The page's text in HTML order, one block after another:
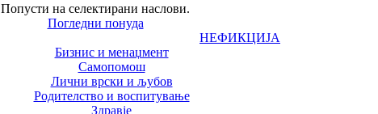
Попусти на селектирани наслови.
Погледни понуда
НЕФИКЦИЈА
Бизнис и менаџмент
Самопомош
Лични врски и љубов
Родителство и воспитување
Здравје